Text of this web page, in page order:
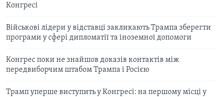
Конгресі
Військові лідери у відставці закликають Трампа зберегти
програми у сфері дипломатії та іноземної допомоги
Конгрес поки не знайшов доказів контактів між
передвиборчим штабом Трампа і Росією
Трамп уперше виступить у Конгресі: на першому місці у